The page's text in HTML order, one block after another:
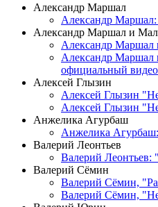
Александр Маршал
Александр Маршал:
Александр Маршал и
Александр
Александр
официальный
Алексей Глызин
Алексей Глызин
Алексей Глызин
Анжелика Агурбаш
Анжелика
Валерий Леонтьев
Валерий
Валерий Сёмин
Валерий Сёмин,
Валерий Сёмин,